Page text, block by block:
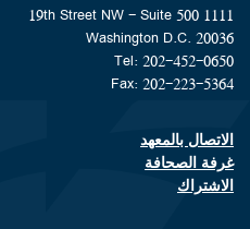
1111 19th Street NW - Suite 500
Washington D.C. 20036
Tel: 202-452-0650
Fax: 202-223-5364
Footer contact links
الاتصال بالمعهد
غرفة الصحافة
الاشتراك